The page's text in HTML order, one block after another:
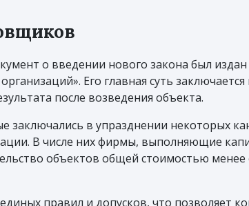
о введении нового закона был
Его главная суть
после возведения объекта.
заключались в упразднении некоторых
В числе них фирмы, выполняющие
объектов общей стоимостью
правил и допусков, что позволяет